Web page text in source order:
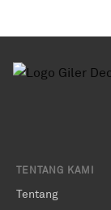
TENTANG KAMI
Tentang